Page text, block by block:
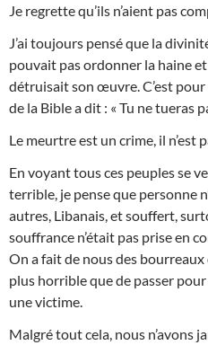
Je regrette qu’ils n’aient pas
J’ai toujours pensé que la
pouvait pas ordonner la haine
détruisait son œuvre. C’est pour
de la Bible a dit : « Tu ne tueras
Le meurtre est un crime, il n’est
En voyant tous ces peuples se
terrible, je pense que personne
autres, Libanais, et souffert,
souffrance n’était pas prise en
On a fait de nous des bourreaux
plus horrible que de passer
une victime.
Malgré tout cela, nous n’avons